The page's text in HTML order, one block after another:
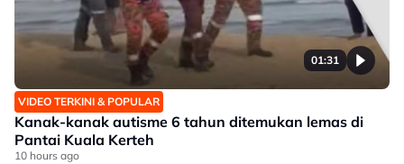
01:31
VIDEO TERKINI & POPULAR
Kanak-kanak autisme 6 tahun ditemukan lemas di
Pantai Kuala Kerteh
10 hours ago